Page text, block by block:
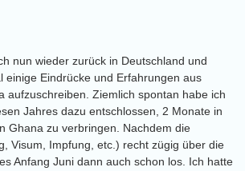
nun wieder zurück in Deutschland und
einige Eindrücke und Erfahrungen aus
aufzuschreiben. Ziemlich spontan habe ich
Jahres dazu entschlossen, 2 Monate in
Ghana zu verbringen. Nachdem die
Visum, Impfung, etc.) recht zügig über die
Anfang Juni dann auch schon los. Ich hatte